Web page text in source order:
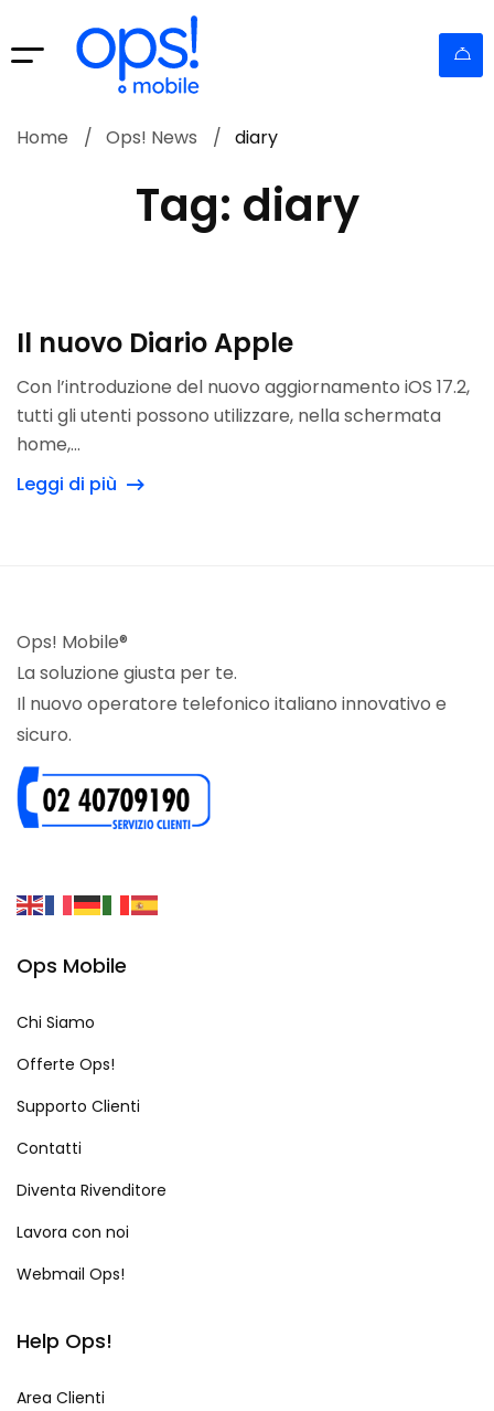
Tag: diary
Home Ops! News diary
Il nuovo Diario Apple
Con l’introduzione del nuovo aggiornamento iOS 17.2,
tutti gli utenti possono utilizzare, nella schermata
home,...
Leggi di più
Ops! Mobile®
La soluzione giusta per te.
Il nuovo operatore telefonico italiano innovativo e
sicuro.
Ops Mobile
Chi Siamo
Offerte Ops!
Supporto Clienti
Contatti
Diventa Rivenditore
Lavora con noi
Webmail Ops!
Help Ops!
Area Clienti